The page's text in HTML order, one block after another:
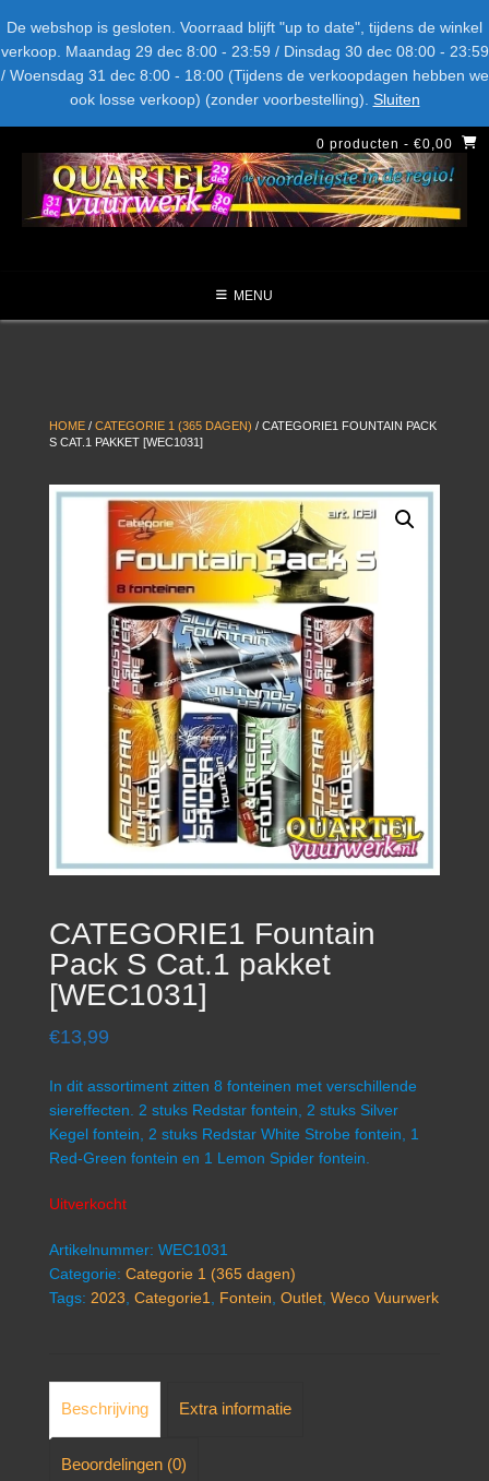
De webshop is gesloten. Voorraad blijft "up to date", tijdens de winkel
verkoop. Maandag 29 dec 8:00 - 23:59 / Dinsdag 30 dec 08:00 - 23:59
/ Woensdag 31 dec 8:00 - 18:00 (Tijdens de verkoopdagen hebben we
ook losse verkoop) (zonder voorbestelling). Sluiten
naar
inhoud
LEVERANCIERS TYPE AANBIEDINGEN CATEGORIE
NIEUW DIT JAAR
MENU
0 producten - €0,00
HOME / CATEGORIE 1 (365 DAGEN) / CATEGORIE1 FOUNTAIN PACK
S CAT.1 PAKKET [WEC1031]
CATEGORIE1 Fountain
Pack S Cat.1 pakket
[WEC1031]
€13,99
In dit assortiment zitten 8 fonteinen met verschillende
siereffecten. 2 stuks Redstar fontein, 2 stuks Silver
Kegel fontein, 2 stuks Redstar White Strobe fontein, 1
Red-Green fontein en 1 Lemon Spider fontein.
Uitverkocht
Artikelnummer: WEC1031
Categorie: Categorie 1 (365 dagen)
Tags: 2023 Categorie1 Fontein Outlet Weco Vuurwerk
Beschrijving Extra informatie
Beoordelingen (0)